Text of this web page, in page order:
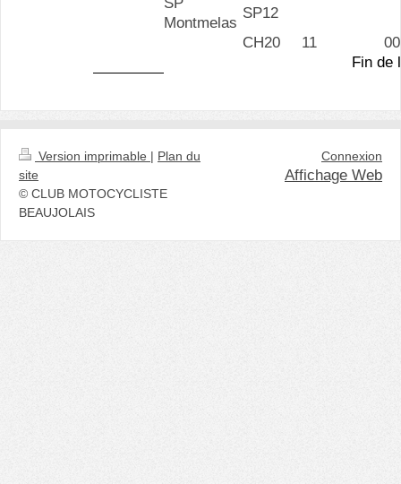
Montmelas
SP12
CH20
11
Fin de
Version imprimable
Plan du
site
© CLUB MOTOCYCLISTE
BEAUJOLAIS
Connexion
Affichage Web